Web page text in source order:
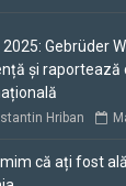
2025: Gebrüder
și raportează
Hriban
că ați fost